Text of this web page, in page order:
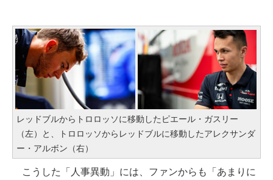
レッドブルからトロロッソに移動したピエール・ガスリー
（左）と、トロロッソからレッドブルに移動したアレクサンダ
ー・アルボン（右）
こうした「人事異動」には、ファンからも「あまりに